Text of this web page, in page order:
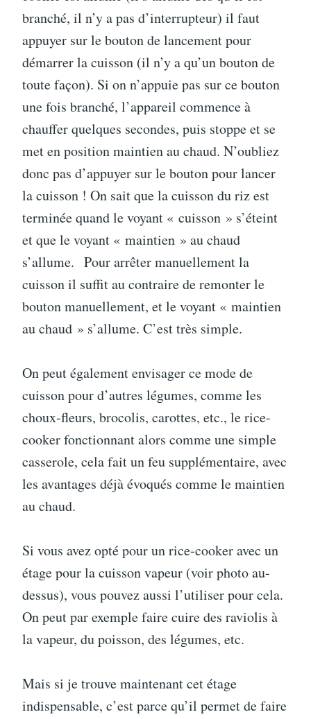
branché, il n’y a pas d’interrupteur) il faut
appuyer sur le bouton de lancement pour
démarrer la cuisson (il n’y a qu’un bouton de
toute façon). Si on n’appuie pas sur ce bouton
une fois branché, l’appareil commence à
chauffer quelques secondes, puis stoppe et se
met en position maintien au chaud. N’oubliez
donc pas d’appuyer sur le bouton pour lancer
la cuisson ! On sait que la cuisson du riz est
terminée quand le voyant « cuisson » s’éteint
et que le voyant « maintien » au chaud
s’allume. Pour arrêter manuellement la
cuisson il suffit au contraire de remonter le
bouton manuellement, et le voyant « maintien
au chaud » s’allume. C’est très simple.
On peut également envisager ce mode de
cuisson pour d’autres légumes, comme les
choux-fleurs, brocolis, carottes, etc., le rice-
cooker fonctionnant alors comme une simple
casserole, cela fait un feu supplémentaire, avec
les avantages déjà évoqués comme le maintien
au chaud.
Si vous avez opté pour un rice-cooker avec un
étage pour la cuisson vapeur (voir photo au-
dessus), vous pouvez aussi l’utiliser pour cela.
On peut par exemple faire cuire des raviolis à
la vapeur, du poisson, des légumes, etc.
Mais si je trouve maintenant cet étage
indispensable, c’est parce qu’il permet de faire